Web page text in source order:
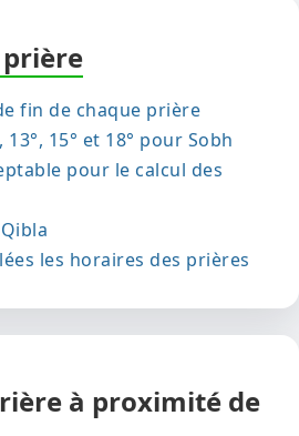
fin de chaque prière
15° et 18° pour Sobh
pour le calcul des
les horaires des prières
à proximité de